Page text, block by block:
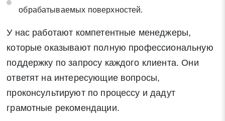
обрабатываемых поверхностей.
У нас работают компетентные менеджеры,
которые оказывают полную профессиональную
поддержку по запросу каждого клиента. Они
ответят на интересующие вопросы,
проконсультируют по процессу и дадут
грамотные рекомендации.